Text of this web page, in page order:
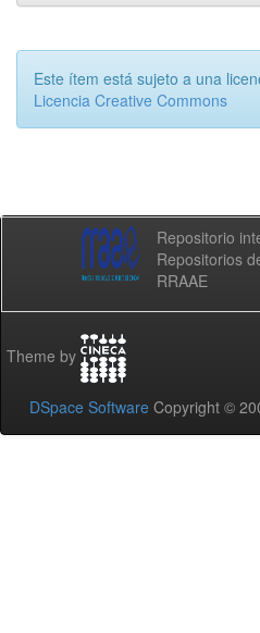
Este ítem está sujeto a una
Licencia Creative Commons
Repositorio
Repositorios
RRAAE
Theme by
DSpace Software Copyright ©